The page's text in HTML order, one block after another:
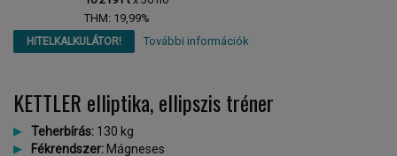
THM: 19,99%
HITELKALKULÁTOR! További információk
KETTLER elliptika, ellipszis tréner
Teherbírás: 130 kg
Fékrendszer: Mágneses